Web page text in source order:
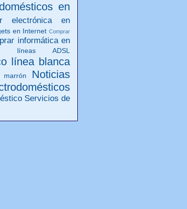
en
electrónica en
en Internet Comprar
informática en
líneas ADSL
línea blanca
marrón
Noticias
Servicios de